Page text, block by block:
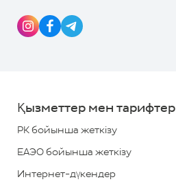
Алушының қосымшасын
жүктеп алыңыз
8
8000
*
+7
(727)
313
Қызметтер мен тарифтер
РК бойынша жеткізу
ЕАЭО бойынша жеткізу
Интернет-дүкендер